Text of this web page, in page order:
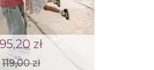
95,20 zł
119,00 zł